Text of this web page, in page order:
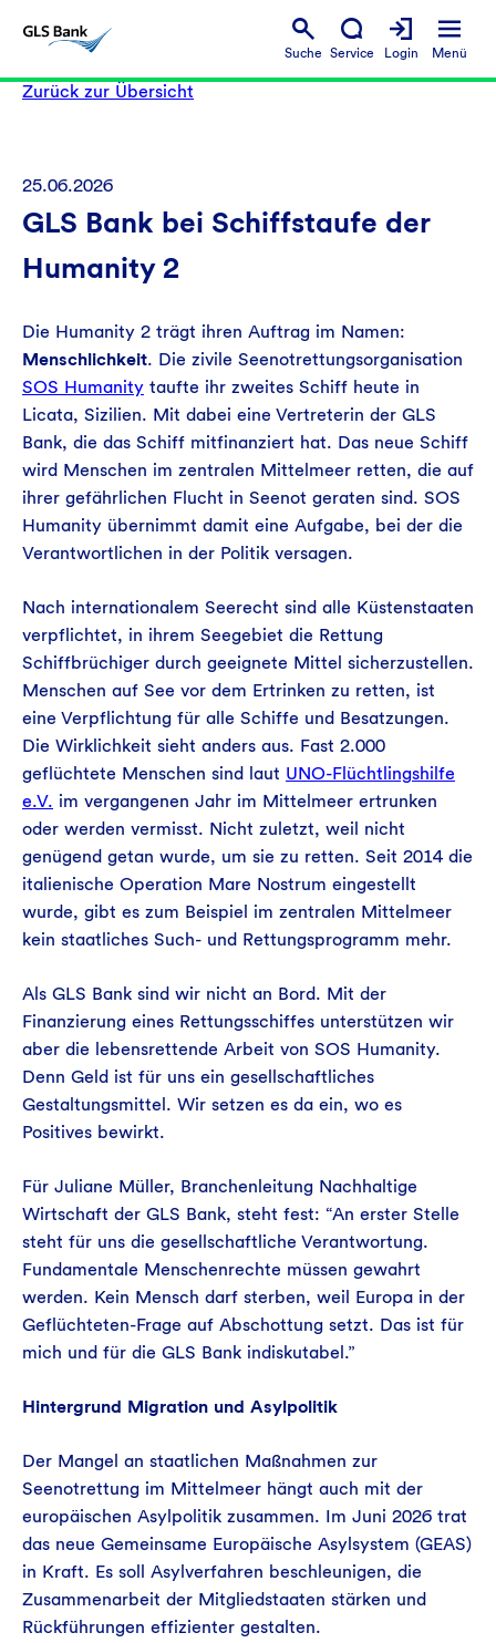
Suche Service Login Menü
Zurück zur Übersicht
25.06.2026
GLS Bank bei Schiffstaufe der
Humanity 2
Die Humanity 2 trägt ihren Auftrag im Namen:
Menschlichkeit. Die zivile Seenotrettungsorganisation
SOS Humanity taufte ihr zweites Schiff heute in
Licata, Sizilien. Mit dabei eine Vertreterin der GLS
Bank, die das Schiff mitfinanziert hat. Das neue Schiff
wird Menschen im zentralen Mittelmeer retten, die auf
ihrer gefährlichen Flucht in Seenot geraten sind. SOS
Humanity übernimmt damit eine Aufgabe, bei der die
Verantwortlichen in der Politik versagen.
Nach internationalem Seerecht sind alle Küstenstaaten
verpflichtet, in ihrem Seegebiet die Rettung
Schiffbrüchiger durch geeignete Mittel sicherzustellen.
Menschen auf See vor dem Ertrinken zu retten, ist
eine Verpflichtung für alle Schiffe und Besatzungen.
Die Wirklichkeit sieht anders aus. Fast 2.000
geflüchtete Menschen sind laut UNO-Flüchtlingshilfe
e.V. im vergangenen Jahr im Mittelmeer ertrunken
oder werden vermisst. Nicht zuletzt, weil nicht
genügend getan wurde, um sie zu retten. Seit 2014 die
italienische Operation Mare Nostrum eingestellt
wurde, gibt es zum Beispiel im zentralen Mittelmeer
kein staatliches Such- und Rettungsprogramm mehr.
Als GLS Bank sind wir nicht an Bord. Mit der
Finanzierung eines Rettungsschiffes unterstützen wir
aber die lebensrettende Arbeit von SOS Humanity.
Denn Geld ist für uns ein gesellschaftliches
Gestaltungsmittel. Wir setzen es da ein, wo es
Positives bewirkt.
Für Juliane Müller, Branchenleitung Nachhaltige
Wirtschaft der GLS Bank, steht fest: “An erster Stelle
steht für uns die gesellschaftliche Verantwortung.
Fundamentale Menschenrechte müssen gewahrt
werden. Kein Mensch darf sterben, weil Europa in der
Geflüchteten-Frage auf Abschottung setzt. Das ist für
mich und für die GLS Bank indiskutabel.”
Hintergrund Migration und Asylpolitik
Der Mangel an staatlichen Maßnahmen zur
Seenotrettung im Mittelmeer hängt auch mit der
europäischen Asylpolitik zusammen. Im Juni 2026 trat
das neue Gemeinsame Europäische Asylsystem (GEAS)
in Kraft. Es soll Asylverfahren beschleunigen, die
Zusammenarbeit der Mitgliedstaaten stärken und
Rückführungen effizienter gestalten.